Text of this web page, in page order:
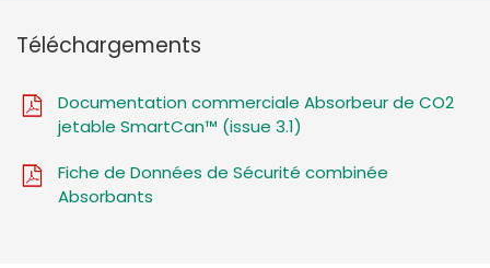
Téléchargements
Documentation commerciale Absorbeur de CO2
jetable SmartCan™ (issue 3.1)
Fiche de Données de Sécurité combinée
Absorbants